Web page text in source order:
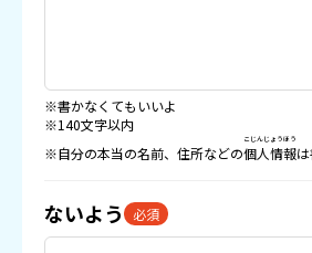
※書かなくてもいいよ
※140文字以内
※自分の本当の名前、住所などの個人情報
こじんじょうほう
ないよう 必須